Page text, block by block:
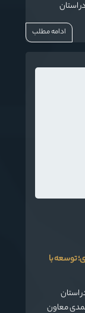
استان
نورمفیدی در
کشور را
ادامه مطلب
توسعه با
استان
معاون